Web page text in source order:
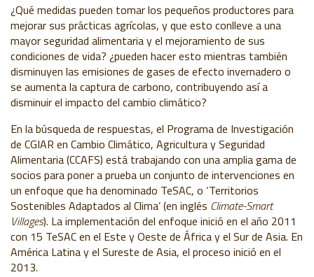
¿Qué medidas pueden tomar los pequeños productores para
mejorar sus prácticas agrícolas, y que esto conlleve a una
mayor seguridad alimentaria y el mejoramiento de sus
condiciones de vida? ¿pueden hacer esto mientras también
disminuyen las emisiones de gases de efecto invernadero o
se aumenta la captura de carbono, contribuyendo así a
disminuir el impacto del cambio climático?
En la búsqueda de respuestas, el Programa de Investigación
de CGIAR en Cambio Climático, Agricultura y Seguridad
Alimentaria (CCAFS) está trabajando con una amplia gama de
socios para poner a prueba un conjunto de intervenciones en
un enfoque que ha denominado TeSAC, o ‘Territorios
Sostenibles Adaptados al Clima’ (en inglés Climate-Smart
Villages). La implementación del enfoque inició en el año 2011
con 15 TeSAC en el Este y Oeste de África y el Sur de Asia. En
América Latina y el Sureste de Asia, el proceso inició en el
2013.